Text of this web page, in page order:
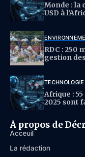
Monde : la
USD à
RDC : 250
gestion
TECHNOLOGIE
Afrique :
2025 sont
À propos de
Acceuil
La rédaction